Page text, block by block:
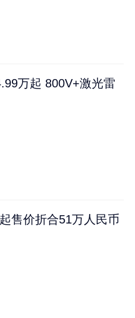
万起 800V+激光雷
售价折合51万人民币